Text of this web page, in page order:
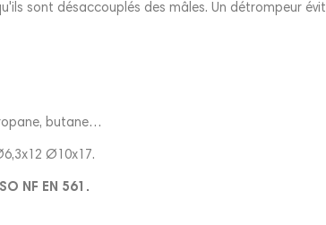
sont désaccouplés des mâles. Un détrompeur
butane…
Ø10x17.
NF EN 561.